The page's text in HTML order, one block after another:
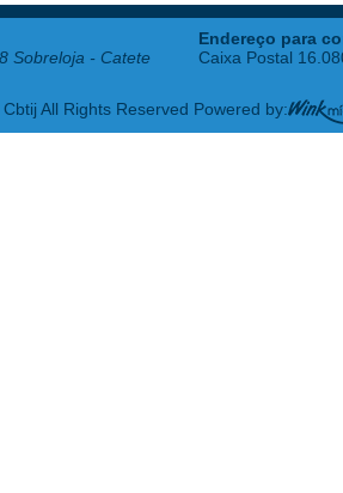
Sobreloja - Catete
Endereço para
Caixa Postal
All Rights Reserved Powered by: